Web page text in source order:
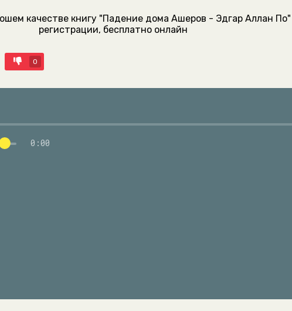
качестве книгу "Падение дома Ашеров - Эдгар Аллан По"
регистрации, бесплатно онлайн
0
0:00